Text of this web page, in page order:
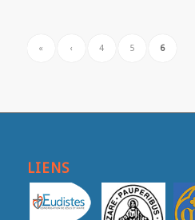
« ‹ 4 5 6
LIENS